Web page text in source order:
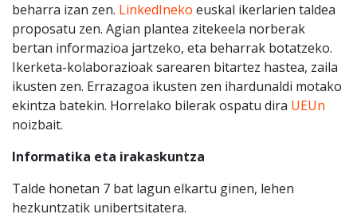
beharra izan zen. LinkedIneko euskal ikerlarien taldea
proposatu zen. Agian plantea zitekeela norberak
bertan informazioa jartzeko, eta beharrak botatzeko.
Ikerketa-kolaborazioak sarearen bitartez hastea, zaila
ikusten zen. Errazagoa ikusten zen ihardunaldi motako
ekintza batekin. Horrelako bilerak ospatu dira UEUn
noizbait.
Informatika eta irakaskuntza
Talde honetan 7 bat lagun elkartu ginen, lehen
hezkuntzatik unibertsitatera.